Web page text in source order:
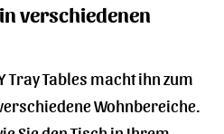
in verschiedenen
Tray Tables macht ihn zum
Wohnbereiche.